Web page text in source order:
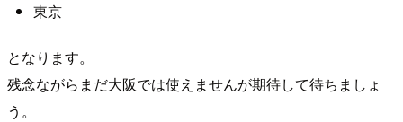
東京
となります。
残念ながらまだ大阪では使えませんが期待して待ちましょ
う。